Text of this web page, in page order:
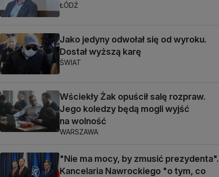
ŁÓDŹ
Jako jedyny odwołał się od wyroku.
Dostał wyższą karę
ŚWIAT
Wściekły Żak opuścił salę rozpraw.
Jego koledzy będą mogli wyjść
na wolność
WARSZAWA
"Nie ma mocy, by zmusić prezydenta".
Kancelaria Nawrockiego "o tym, co